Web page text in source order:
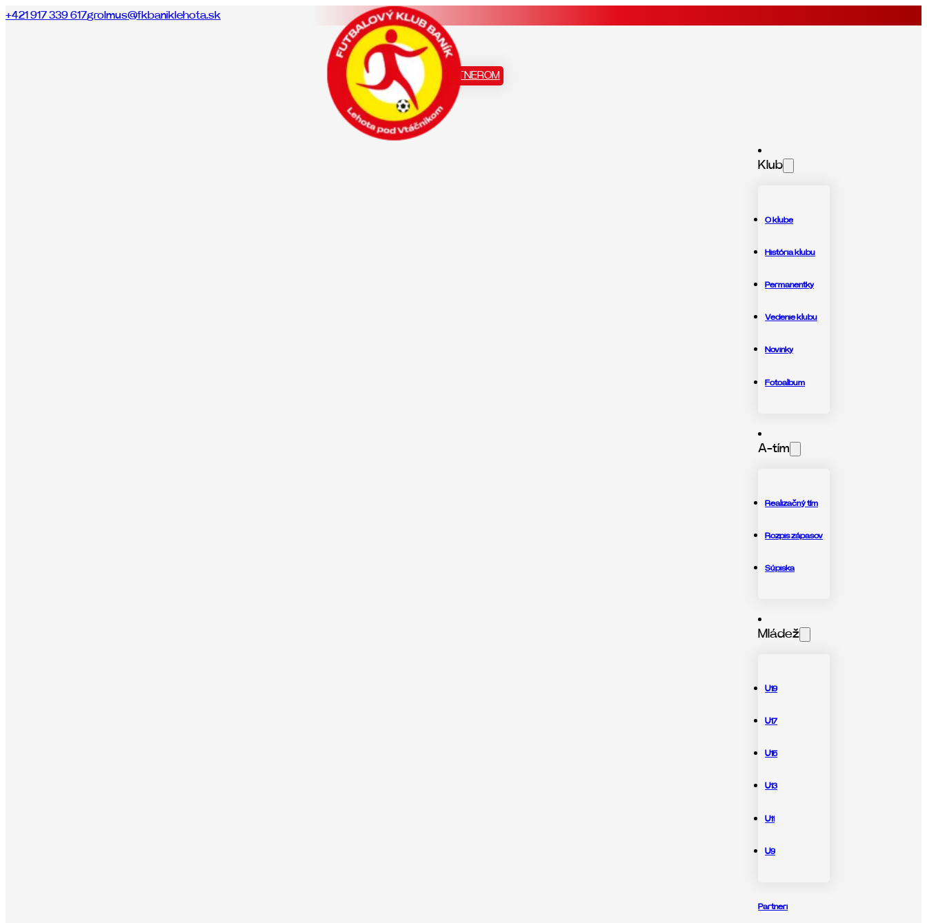
+421 917 339 617grolmus@fkbaniklehota.sk
Staň sa našim PARTNEROM
Klub
O klube
História klubu
Permanentky
Vedenie klubu
Novinky
Fotoalbum
A-tím
Realizačný tím
Rozpis zápasov
Súpiska
Mládež
U19
U17
U15
U13
U11
U9
Partneri